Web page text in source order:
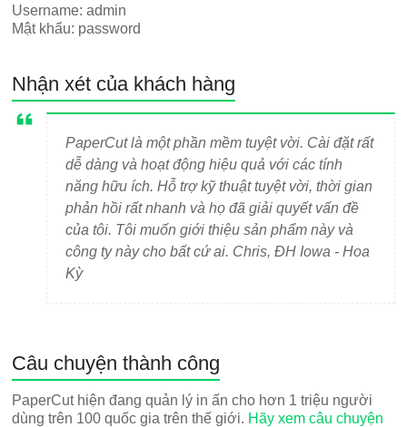
Username: admin
Mật khẩu: password
Nhận xét của khách hàng
PaperCut là một phần mềm tuyệt vời. Cài đặt rất
dễ dàng và hoạt động hiệu quả với các tính
năng hữu ích. Hỗ trợ kỹ thuật tuyệt vời, thời gian
phản hồi rất nhanh và họ đã giải quyết vấn đề
của tôi. Tôi muốn giới thiệu sản phẩm này và
công ty này cho bất cứ ai. Chris, ĐH Iowa - Hoa
Kỳ
Câu chuyện thành công
PaperCut hiện đang quản lý in ấn cho hơn 1 triệu người
dùng trên 100 quốc gia trên thế giới. Hãy xem câu chuyện